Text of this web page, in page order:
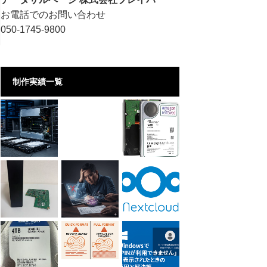
お電話でのお問い合わせ
050-1745-9800
制作実績一覧